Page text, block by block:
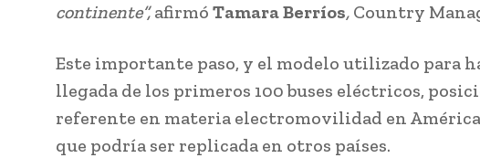
continente”,afirmó Tamara Berríos, Country
Este importante paso, y el modelo utilizado para
llegada de los primeros 100 buses eléctricos,
referente en materia electromovilidad en
que podría ser replicada en otros países.